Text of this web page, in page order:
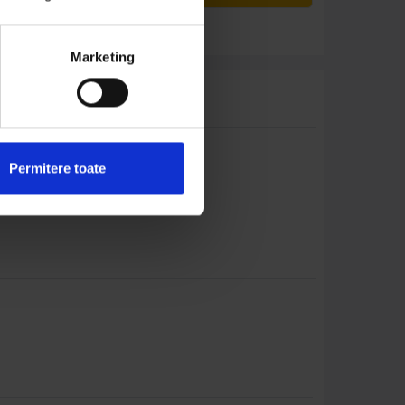
Marketing
Permitere toate
produs.